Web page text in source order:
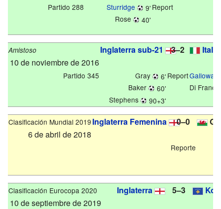
Partido 288 Sturridge
9'
Rose
40'
Report
10 de noviembre de 2016
Amistoso Inglaterra sub-21 3–2
Partido 345 Gray
6'
Baker
60'
Stephens
90+3'
ReportGalloway
Di
6 de abril de 2018
Clasificación Mundial 2019 Inglaterra Femenina 0–0
Reporte
10 de septiembre de 2019
Clasificación Eurocopa 2020 Inglaterra 5–3